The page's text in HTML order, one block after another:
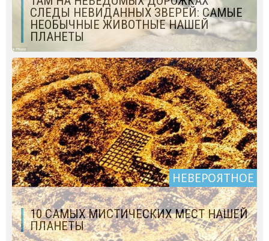
СЛЕДЫ НЕВИДАННЫХ ЗВЕРЕЙ: САМЫЕ
НЕОБЫЧНЫЕ ЖИВОТНЫЕ НАШЕЙ
ПЛАНЕТЫ
НЕВЕРОЯТНОЕ
10 САМЫХ МИСТИЧЕСКИХ МЕСТ НАШЕЙ
ПЛАНЕТЫ